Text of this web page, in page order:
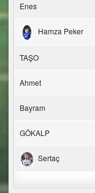
Enes
Hamza Peker
TAŞO
Ahmet
Bayram
GÖKALP
Sertaç